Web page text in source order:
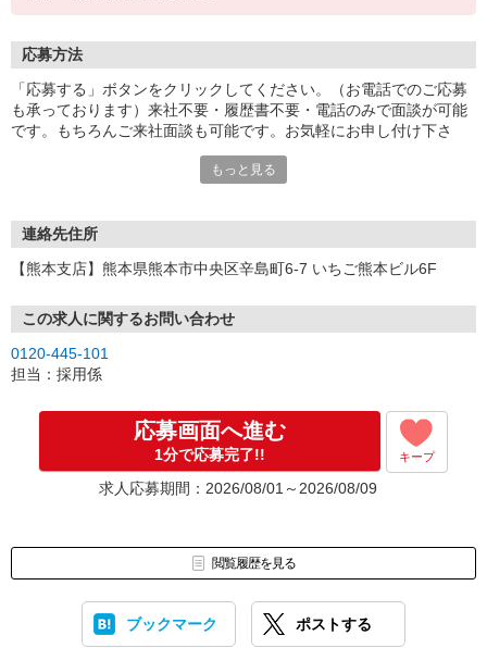
応募方法
「応募する」ボタンをクリックしてください。（お電話でのご応募
も承っております）来社不要・履歴書不要・電話のみで面談が可能
です。もちろんご来社面談も可能です。お気軽にお申し付け下さ
もっと見る
連絡先住所
【熊本支店】熊本県熊本市中央区辛島町6-7 いちご熊本ビル6F
この求人に関するお問い合わせ
0120-445-101
担当：採用係
応募画面へ進む
1分で応募完了!! キープ
求人応募期間：2026/08/01～2026/08/09
閲覧履歴を見る
ブックマーク ポストする